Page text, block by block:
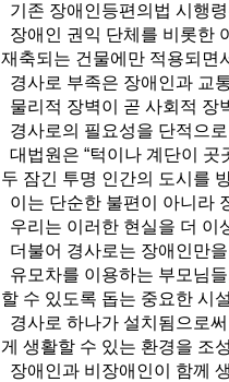
기존 장애인등편의법 시행
장애인 권익 단체를 비롯한
재축되는 건물에만 적용되면
경사로 부족은 장애인과 교
물리적 장벽이 곧 사회적 장
경사로의 필요성을 단적으
대법원은 “턱이나 계단이
두 잠긴 투명 인간의 도시를
이는 단순한 불편이 아니라
우리는 이러한 현실을 더 이
더불어 경사로는 장애인만
유모차를 이용하는 부모님
할 수 있도록 돕는 중요한 시
경사로 하나가 설치됨으로
게 생활할 수 있는 환경을 조
장애인과 비장애인이 함께